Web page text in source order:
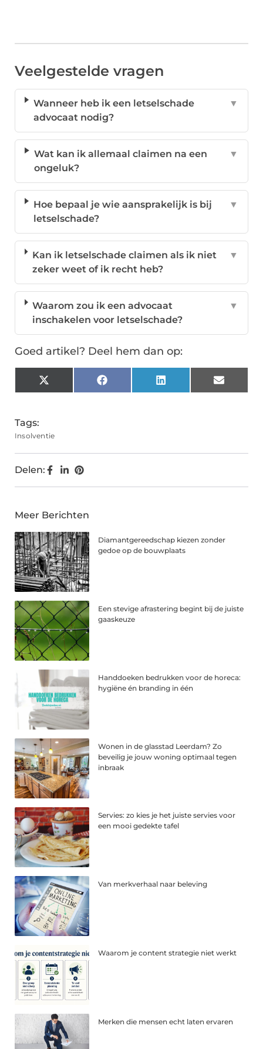
Veelgestelde vragen
Wanneer heb ik een letselschade
advocaat nodig?
▼
Wat kan ik allemaal claimen na een
ongeluk?
▼
Hoe bepaal je wie aansprakelijk is bij
letselschade?
▼
Kan ik letselschade claimen als ik niet
zeker weet of ik recht heb?
▼
Waarom zou ik een advocaat
inschakelen voor letselschade?
▼
Goed artikel? Deel hem dan op:
X
(Twitter)
Facebook LinkedIn Email
Tags:
Insolventie
Delen:
Meer Berichten
Diamantgereedschap kiezen zonder
gedoe op de bouwplaats
Een stevige afrastering begint bij de juiste
gaaskeuze
Handdoeken bedrukken voor de horeca:
hygiëne én branding in één
Wonen in de glasstad Leerdam? Zo
beveilig je jouw woning optimaal tegen
inbraak
Servies: zo kies je het juiste servies voor
een mooi gedekte tafel
Van merkverhaal naar beleving
Waarom je content strategie niet werkt
Merken die mensen echt laten ervaren